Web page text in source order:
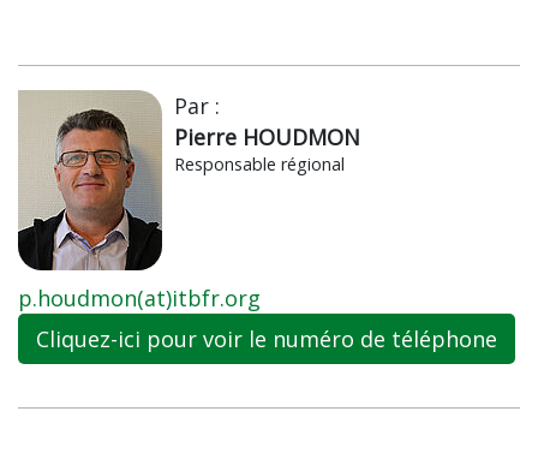
Par :
Pierre HOUDMON
Responsable régional
p.houdmon(at)itbfr.org
Cliquez-ici pour voir le numéro de téléphone